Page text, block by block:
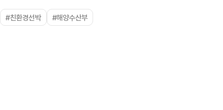
#친환경선박 #해양수산부